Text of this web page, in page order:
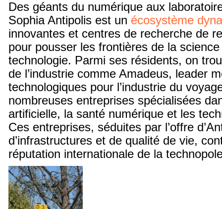
Des géants du numérique aux
Sophia Antipolis est un écosystème
innovantes et centres de recherche de
pour pousser les frontières de la
technologie. Parmi ses résidents, on
de l’industrie comme Amadeus, leader
technologiques pour l’industrie du
nombreuses entreprises spécialisées
artificielle, la santé numérique et les
Ces entreprises, séduites par l’offre
d’infrastructures et de qualité de vie,
réputation internationale de la